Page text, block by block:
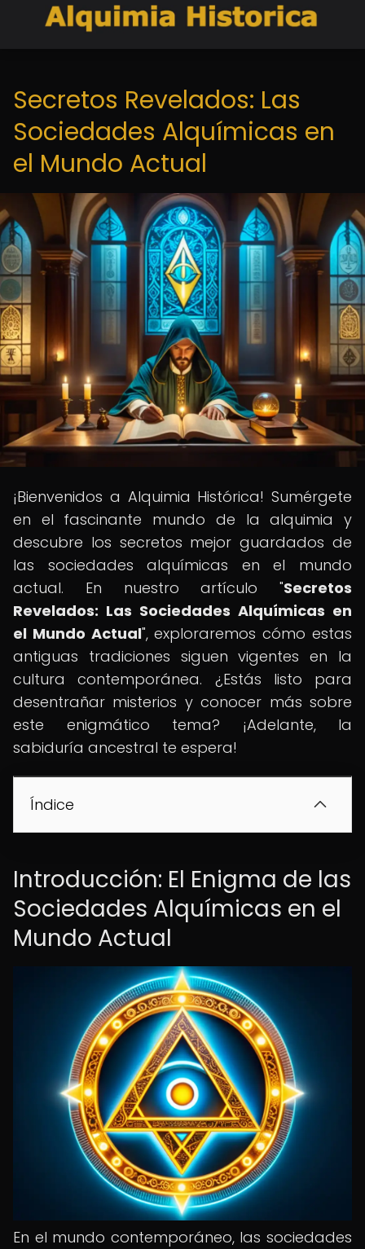
Secretos Revelados: Las
Sociedades Alquímicas en
el Mundo Actual
¡Bienvenidos a Alquimia Histórica! Sumérgete
en el fascinante mundo de la alquimia y
descubre los secretos mejor guardados de
las sociedades alquímicas en el mundo
actual. En nuestro artículo "Secretos
Revelados: Las Sociedades Alquímicas en
el Mundo Actual", exploraremos cómo estas
antiguas tradiciones siguen vigentes en la
cultura contemporánea. ¿Estás listo para
desentrañar misterios y conocer más sobre
este enigmático tema? ¡Adelante, la
sabiduría ancestral te espera!
Índice
Introducción: El Enigma de las
Sociedades Alquímicas en el
Mundo Actual
En el mundo contemporáneo, las sociedades